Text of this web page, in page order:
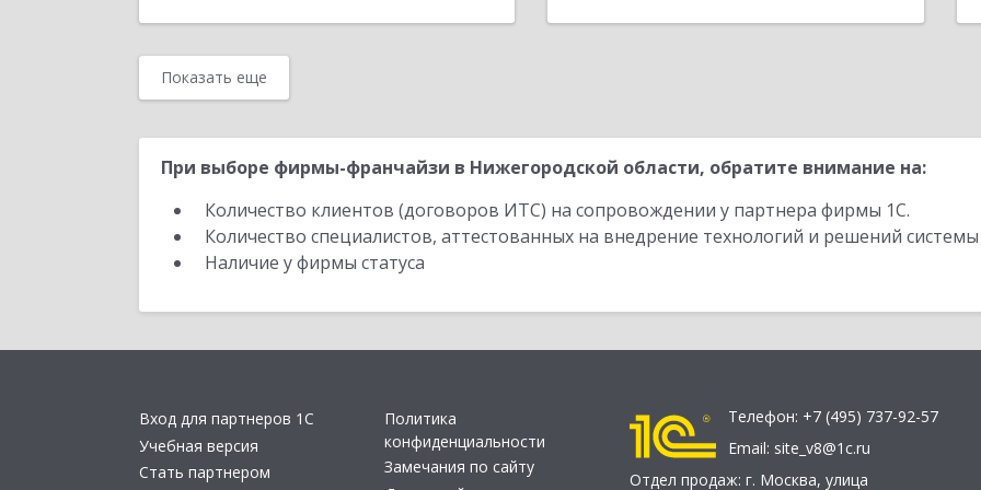
Показать еще
При выборе фирмы-франчайзи в Нижегородской области, обратите внимание на:
Количество клиентов (договоров ИТС) на сопровождении у партнера фирмы 1С.
Количество специалистов, аттестованных на внедрение технологий и решений
Наличие у фирмы статуса
Вход для партнеров 1С
Учебная версия
Стать партнером
Политика
конфиденциальности
Замечания по сайту
Телефон: +7 (495) 737-92-57
Email: site_v8@1c.ru
Отдел продаж: г. Москва, улица